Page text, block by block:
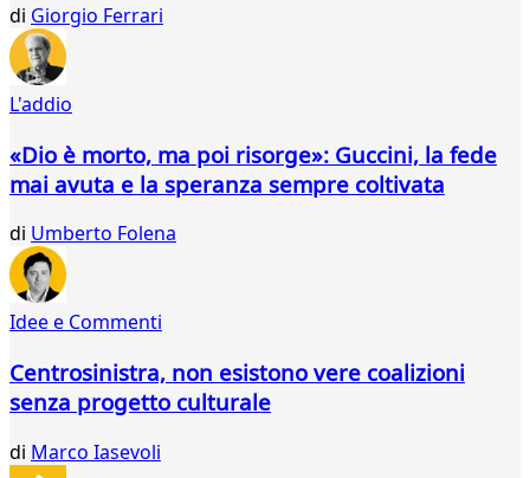
di Giorgio Ferrari
L'addio
«Dio è morto, ma poi risorge»: Guccini, la fede
mai avuta e la speranza sempre coltivata
di Umberto Folena
Idee e Commenti
Centrosinistra, non esistono vere coalizioni
senza progetto culturale
di Marco Iasevoli